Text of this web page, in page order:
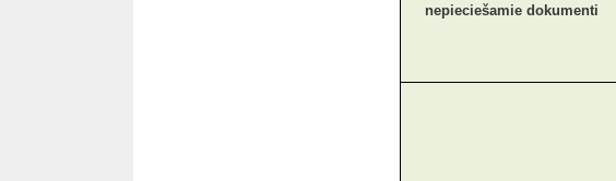
nepieciešamie dokumenti